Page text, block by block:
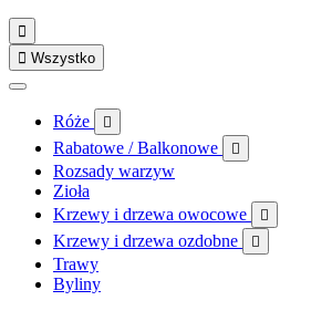

 Wszystko
Róże 
Rabatowe / Balkonowe 
Rozsady warzyw
Zioła
Krzewy i drzewa owocowe

Krzewy i drzewa ozdobne 
Trawy
Byliny